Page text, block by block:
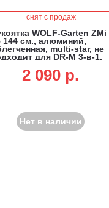
снят с продаж
WOLF-Garten ZMi
144 см., алюминий,
multi-star, не
для DR-M 3-в-1,
от снега
2 090 p.
Нет в наличии